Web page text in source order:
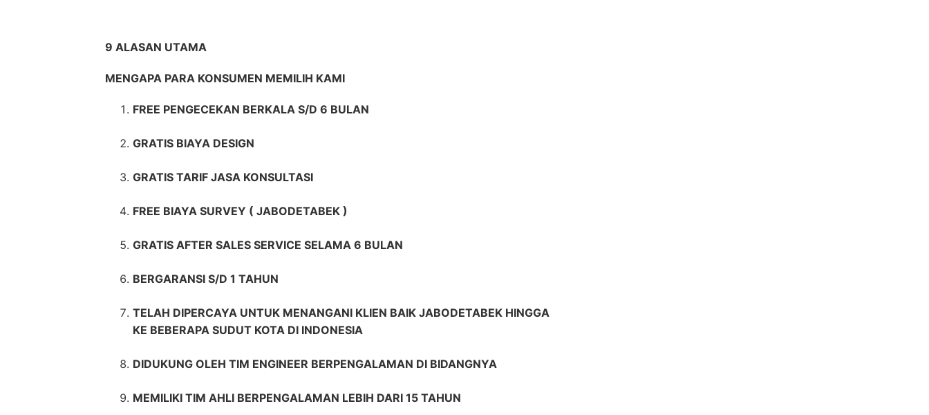
9 ALASAN UTAMA
MENGAPA PARA KONSUMEN MEMILIH KAMI
FREE PENGECEKAN BERKALA S/D 6 BULAN
GRATIS BIAYA DESIGN
GRATIS TARIF JASA KONSULTASI
FREE BIAYA SURVEY ( JABODETABEK )
GRATIS AFTER SALES SERVICE SELAMA 6 BULAN
BERGARANSI S/D 1 TAHUN
TELAH DIPERCAYA UNTUK MENANGANI KLIEN BAIK JABODETABEK HINGGA
KE BEBERAPA SUDUT KOTA DI INDONESIA
DIDUKUNG OLEH TIM ENGINEER BERPENGALAMAN DI BIDANGNYA
MEMILIKI TIM AHLI BERPENGALAMAN LEBIH DARI 15 TAHUN